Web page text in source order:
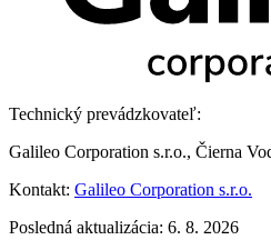
Technický prevádzkovateľ:
Galileo Corporation s.r.o., Čierna
Kontakt: Galileo Corporation s.r.o.
Posledná aktualizácia: 6. 8. 2026